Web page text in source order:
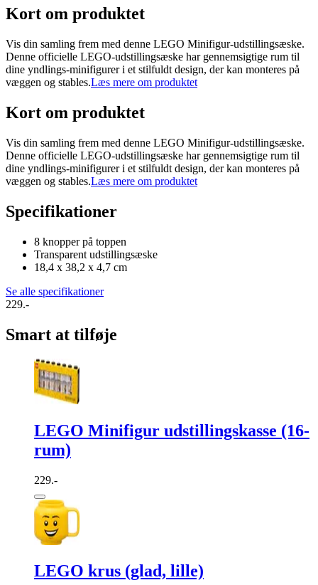
Kort om produktet
Vis din samling frem med denne LEGO Minifigur-udstillingsæske.
Denne officielle LEGO-udstillingsæske har gennemsigtige rum til
dine yndlings-minifigurer i et stilfuldt design, der kan monteres på
væggen og stables.Læs mere om produktet
Kort om produktet
Vis din samling frem med denne LEGO Minifigur-udstillingsæske.
Denne officielle LEGO-udstillingsæske har gennemsigtige rum til
dine yndlings-minifigurer i et stilfuldt design, der kan monteres på
væggen og stables.Læs mere om produktet
Specifikationer
8 knopper på toppen
Transparent udstillingsæske
18,4 x 38,2 x 4,7 cm
Se alle specifikationer
229.-
Smart at tilføje
LEGO Minifigur udstillingskasse (16-
rum)
229.-
LEGO krus (glad, lille)